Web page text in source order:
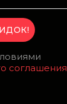
соглашения